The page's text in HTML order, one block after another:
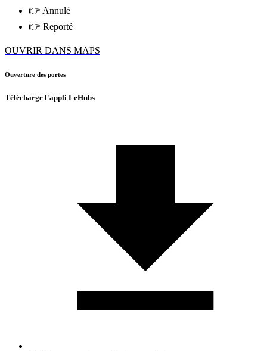
👉 Annulé
👉 Reporté
OUVRIR DANS MAPS
Ouverture des portes
Télécharge l'appli LeHubs